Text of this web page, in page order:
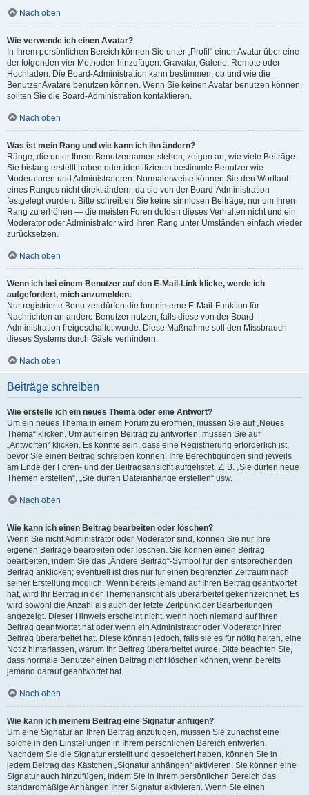
Nach oben
Wie verwende ich einen Avatar?
In Ihrem persönlichen Bereich können Sie unter „Profil“ einen Avatar über eine
der folgenden vier Methoden hinzufügen: Gravatar, Galerie, Remote oder
Hochladen. Die Board-Administration kann bestimmen, ob und wie die
Benutzer Avatare benutzen können. Wenn Sie keinen Avatar benutzen können,
sollten Sie die Board-Administration kontaktieren.
Nach oben
Was ist mein Rang und wie kann ich ihn ändern?
Ränge, die unter Ihrem Benutzernamen stehen, zeigen an, wie viele Beiträge
Sie bislang erstellt haben oder identifizieren bestimmte Benutzer wie
Moderatoren und Administratoren. Normalerweise können Sie den Wortlaut
eines Ranges nicht direkt ändern, da sie von der Board-Administration
festgelegt wurden. Bitte schreiben Sie keine sinnlosen Beiträge, nur um Ihren
Rang zu erhöhen — die meisten Foren dulden dieses Verhalten nicht und ein
Moderator oder Administrator wird Ihren Rang unter Umständen einfach wieder
zurücksetzen.
Nach oben
Wenn ich bei einem Benutzer auf den E-Mail-Link klicke, werde ich
aufgefordert, mich anzumelden.
Nur registrierte Benutzer dürfen die foreninterne E-Mail-Funktion für
Nachrichten an andere Benutzer nutzen, falls diese von der Board-
Administration freigeschaltet wurde. Diese Maßnahme soll den Missbrauch
dieses Systems durch Gäste verhindern.
Nach oben
Beiträge schreiben
Wie erstelle ich ein neues Thema oder eine Antwort?
Um ein neues Thema in einem Forum zu eröffnen, müssen Sie auf „Neues
Thema“ klicken. Um auf einen Beitrag zu antworten, müssen Sie auf
„Antworten“ klicken. Es könnte sein, dass eine Registrierung erforderlich ist,
bevor Sie einen Beitrag schreiben können. Ihre Berechtigungen sind jeweils
am Ende der Foren- und der Beitragsansicht aufgelistet. Z. B. „Sie dürfen neue
Themen erstellen“, „Sie dürfen Dateianhänge erstellen“ usw.
Nach oben
Wie kann ich einen Beitrag bearbeiten oder löschen?
Wenn Sie nicht Administrator oder Moderator sind, können Sie nur Ihre
eigenen Beiträge bearbeiten oder löschen. Sie können einen Beitrag
bearbeiten, indem Sie das „Ändere Beitrag“-Symbol für den entsprechenden
Beitrag anklicken; eventuell ist dies nur für einen begrenzten Zeitraum nach
seiner Erstellung möglich. Wenn bereits jemand auf Ihren Beitrag geantwortet
hat, wird Ihr Beitrag in der Themenansicht als überarbeitet gekennzeichnet. Es
wird sowohl die Anzahl als auch der letzte Zeitpunkt der Bearbeitungen
angezeigt. Dieser Hinweis erscheint nicht, wenn noch niemand auf Ihren
Beitrag geantwortet hat oder wenn ein Administrator oder Moderator Ihren
Beitrag überarbeitet hat. Diese können jedoch, falls sie es für nötig halten, eine
Notiz hinterlassen, warum Ihr Beitrag überarbeitet wurde. Bitte beachten Sie,
dass normale Benutzer einen Beitrag nicht löschen können, wenn bereits
jemand darauf geantwortet hat.
Nach oben
Wie kann ich meinem Beitrag eine Signatur anfügen?
Um eine Signatur an Ihren Beitrag anzufügen, müssen Sie zunächst eine
solche in den Einstellungen in Ihrem persönlichen Bereich entwerfen.
Nachdem Sie die Signatur erstellt und gespeichert haben, können Sie in
jedem Beitrag das Kästchen „Signatur anhängen“ aktivieren. Sie können eine
Signatur auch hinzufügen, indem Sie in Ihrem persönlichen Bereich das
standardmäßige Anhängen Ihrer Signatur aktivieren. Wenn Sie einen